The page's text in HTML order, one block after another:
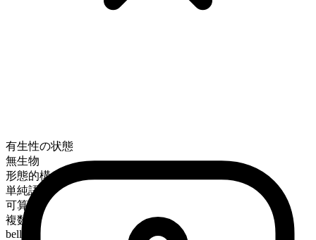
有生性の状態
無生物
形態的構成
単純語
可算
複数形
bells